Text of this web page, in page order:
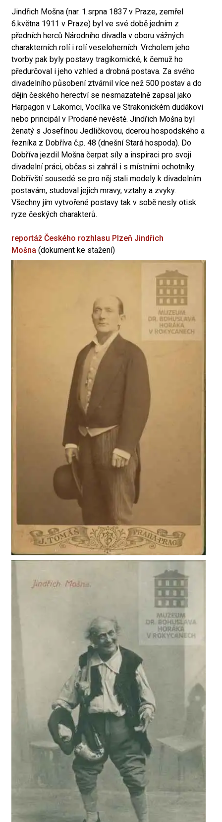
Jindřich Mošna (nar. 1.srpna 1837 v Praze, zemřel
6.května 1911 v Praze) byl ve své době jedním z
předních herců Národního divadla v oboru vážných
charakterních rolí i rolí veseloherních. Vrcholem jeho
tvorby pak byly postavy tragikomické, k čemuž ho
předurčoval i jeho vzhled a drobná postava. Za svého
divadelního působení ztvárnil více než 500 postav a do
dějin českého herectví se nesmazatelně zapsal jako
Harpagon v Lakomci, Vocílka ve Strakonickém dudákovi
nebo principál v Prodané nevěstě. Jindřich Mošna byl
ženatý s Josefínou Jedličkovou, dcerou hospodského a
řezníka z Dobříva č.p. 48 (dnešní Stará hospoda). Do
Dobříva jezdil Mošna čerpat síly a inspiraci pro svoji
divadelní práci, občas si zahrál i s místními ochotníky.
Dobřívští sousedé se pro něj stali modely k divadelním
postavám, studoval jejich mravy, vztahy a zvyky.
Všechny jím vytvořené postavy tak v sobě nesly otisk
ryze českých charakterů.
reportáž Českého rozhlasu Plzeň Jindřich
Mošna (dokument ke stažení)